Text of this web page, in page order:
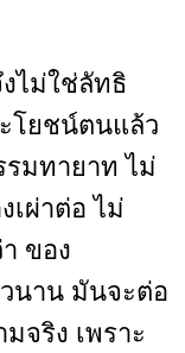
ไม่ใช่ลัทธิ
โยชน์ตนแล้ว
รมทายาท ไม่
เผ่าต่อ ไม่
ของ
นาน มันจะต่อ
จริง เพราะ